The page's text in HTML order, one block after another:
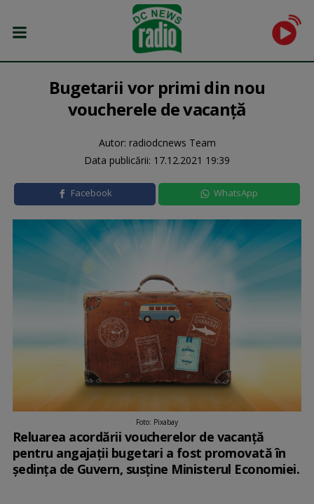
Bugetarii vor primi din nou
voucherele de vacanță
Autor: radiodcnews Team
Data publicării: 17.12.2021 19:39
Facebook WhatsApp
Foto: Pixabay
Reluarea acordării voucherelor de vacanţă
pentru angajaţii bugetari a fost promovată în
şedinţa de Guvern, susține Ministerul Economiei.